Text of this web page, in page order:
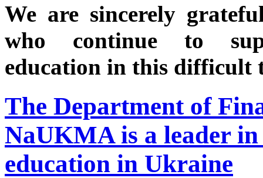
We are sincerely
who continue to
education in this difficult
The Department of
NaUKMA is a leader
education in Ukraine